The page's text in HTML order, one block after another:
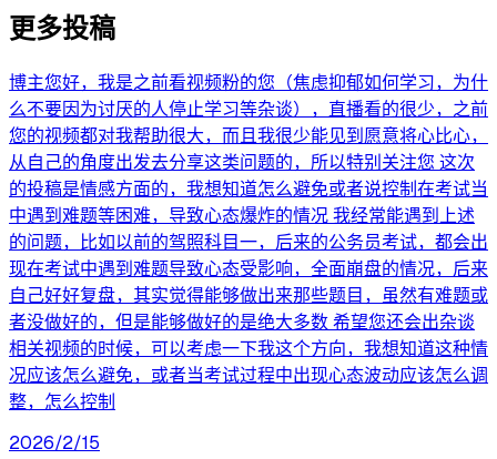
更多投稿
博主您好，我是之前看视频粉的您（焦虑抑郁如何学习，为什
么不要因为讨厌的人停止学习等杂谈），直播看的很少，之前
您的视频都对我帮助很大，而且我很少能见到愿意将心比心，
从自己的角度出发去分享这类问题的，所以特别关注您 这次
的投稿是情感方面的，我想知道怎么避免或者说控制在考试当
中遇到难题等困难，导致心态爆炸的情况 我经常能遇到上述
的问题，比如以前的驾照科目一，后来的公务员考试，都会出
现在考试中遇到难题导致心态受影响，全面崩盘的情况，后来
自己好好复盘，其实觉得能够做出来那些题目，虽然有难题或
者没做好的，但是能够做好的是绝大多数 希望您还会出杂谈
相关视频的时候，可以考虑一下我这个方向，我想知道这种情
况应该怎么避免，或者当考试过程中出现心态波动应该怎么调
整，怎么控制
2026/2/15